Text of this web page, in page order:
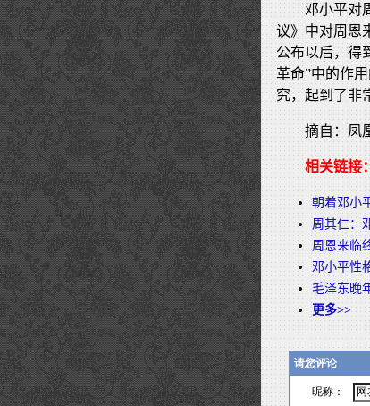
邓小平对
议》中对周恩
公布以后，得
革命”中的作
究，起到了非
摘自：凤
相关链接
朝着邓小
周其仁：
周恩来临
邓小平性
毛泽东晚
更多>>